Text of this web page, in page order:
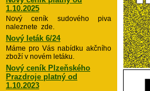
1.10.2025
Nový ceník sudového piva
naleznete zde.
Nový leták 6/24
Máme pro Vás nabídku akčního
zboží v novém letáku.
Nový ceník Plzeňského
Prazdroje platný od
1.10.2023